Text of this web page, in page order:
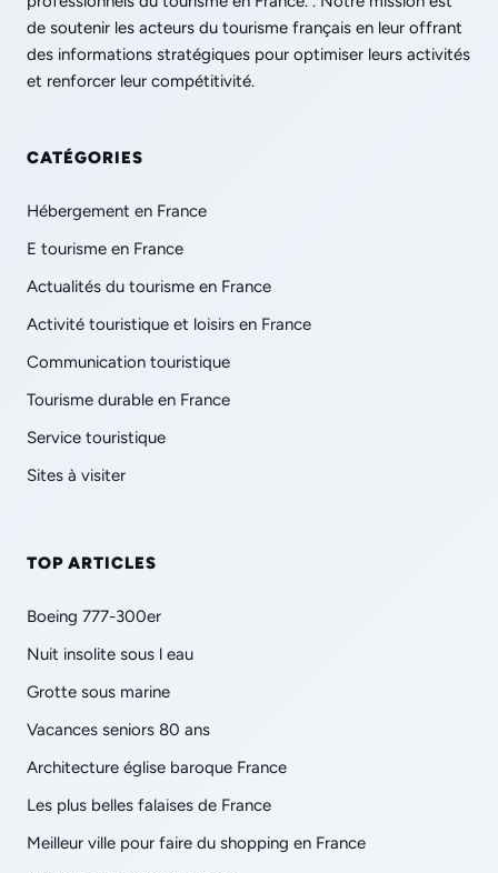
de soutenir les acteurs du tourisme français en leur offrant
des informations stratégiques pour optimiser leurs activités
et renforcer leur compétitivité.
CATÉGORIES
Hébergement en France
E tourisme en France
Actualités du tourisme en France
Activité touristique et loisirs en France
Communication touristique
Tourisme durable en France
Service touristique
Sites à visiter
TOP ARTICLES
Boeing 777-300er
Nuit insolite sous l eau
Grotte sous marine
Vacances seniors 80 ans
Architecture église baroque France
Les plus belles falaises de France
Meilleur ville pour faire du shopping en France